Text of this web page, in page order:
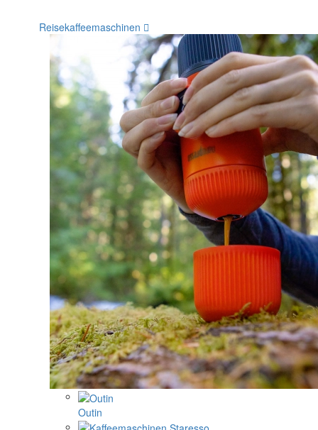
Reisekaffeemaschinen
Outin